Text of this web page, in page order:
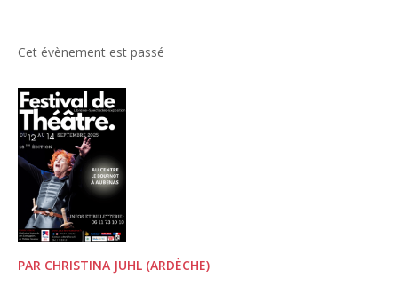
Cet évènement est passé
PAR CHRISTINA JUHL (ARDÈCHE)